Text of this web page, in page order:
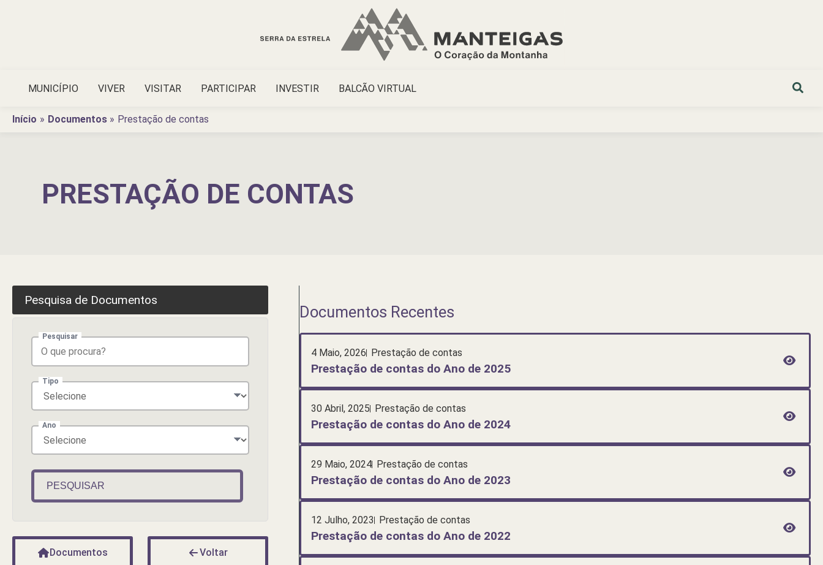
MUNICÍPIO VIVER VISITAR PARTICIPAR INVESTIR BALCÃO VIRTUAL
Início Documentos Prestação de contas
PRESTAÇÃO DE CONTAS
Documentos Recentes
4 Maio, 2026 Prestação de contas
Prestação de contas do Ano de 2025
30 Abril, 2025 Prestação de contas
Prestação de contas do Ano de 2024
29 Maio, 2024 Prestação de contas
Prestação de contas do Ano de 2023
12 Julho, 2023 Prestação de contas
Prestação de contas do Ano de 2022
Pesquisa de Documentos
Pesquisar
Tipo
Ano
PESQUISAR
Documentos Voltar